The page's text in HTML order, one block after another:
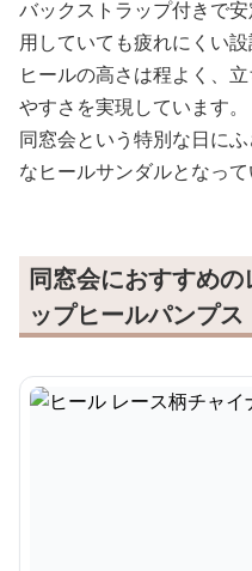
バックストラップ付きで
用していても疲れにくい設
ヒールの高さは程よく、
やすさを実現しています。
同窓会という特別な日に
なヒールサンダルとなって
同窓会におすすめ
ップヒールパンプス